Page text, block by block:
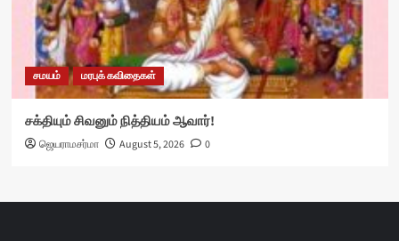
சமயம் மரபுக் கவிதைகள்
சக்தியும் சிவனும் நித்தியம் ஆவார்!
ஜெயராமசர்மா August 5, 2026 0